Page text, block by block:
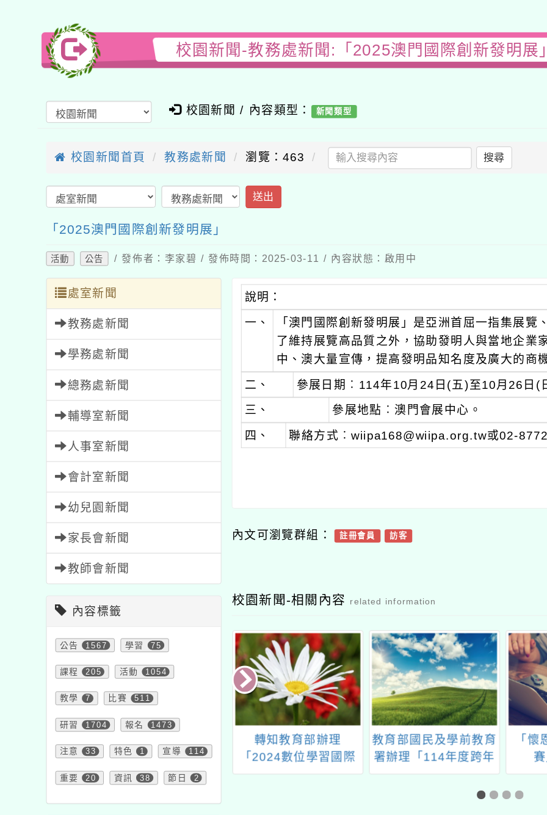
校園新聞-教務處新聞:「2025澳門國際創新發明展
校園新聞 / 內容類型： 新聞類型
校園新聞首頁 教務處新聞 瀏覽：463 搜尋
送出
「2025澳門國際創新發明展」
活動 公告 / 發佈者：李家碧 / 發佈時間：2025-03-11 / 內容狀態：啟用中
處室新聞
教務處新聞
學務處新聞
總務處新聞
輔導室新聞
人事室新聞
會計室新聞
幼兒園新聞
家長會新聞
教師會新聞
內容標籤
公告 1567 學習 75
課程 205 活動 1054
教學 7 比賽 511
研習 1704 報名 1473
注意 33 特色 1 宣導 114
重要 20 資訊 38 節日 2
說明：
一、
「澳門國際創新發明展」是亞洲首屈一指集展
了維持展覽高品質之外，協助發明人與當地企業
中、澳大量宣傳，提高發明品知名度及廣大的商
二、
參展日期︰114年10月24日(五)至10月26日(
三、
參展地點︰澳門會展中心。
四、 聯絡方式︰wiipa168@wiipa.org.tw或02-
內文可瀏覽群組： 註冊會員 訪客
校園新聞-相關內容 related information
進方案」教師
習「威力導演
「2024數位學習國際
論壇」
教育部國民及學前教育
署辦理「114年度跨年
級教學方案之國中小教
「懷恩盃英文單字競
賽」活動辦法
桃
民中
南語